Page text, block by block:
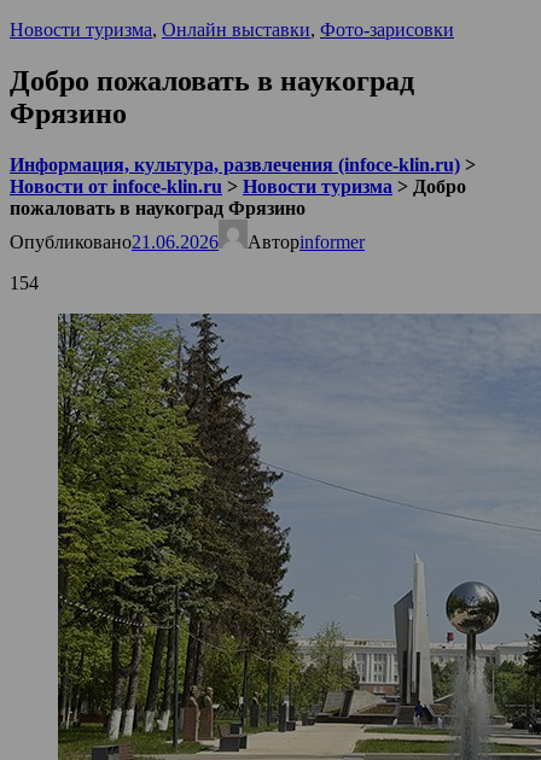
Новости туризма, Онлайн выставки, Фото-зарисовки
Добро пожаловать в наукоград
Фрязино
Информация, культура, развлечения (infoce-klin.ru) >
Новости от infoce-klin.ru > Новости туризма > Добро
пожаловать в наукоград Фрязино
Опубликовано21.06.2026 Авторinformer
154